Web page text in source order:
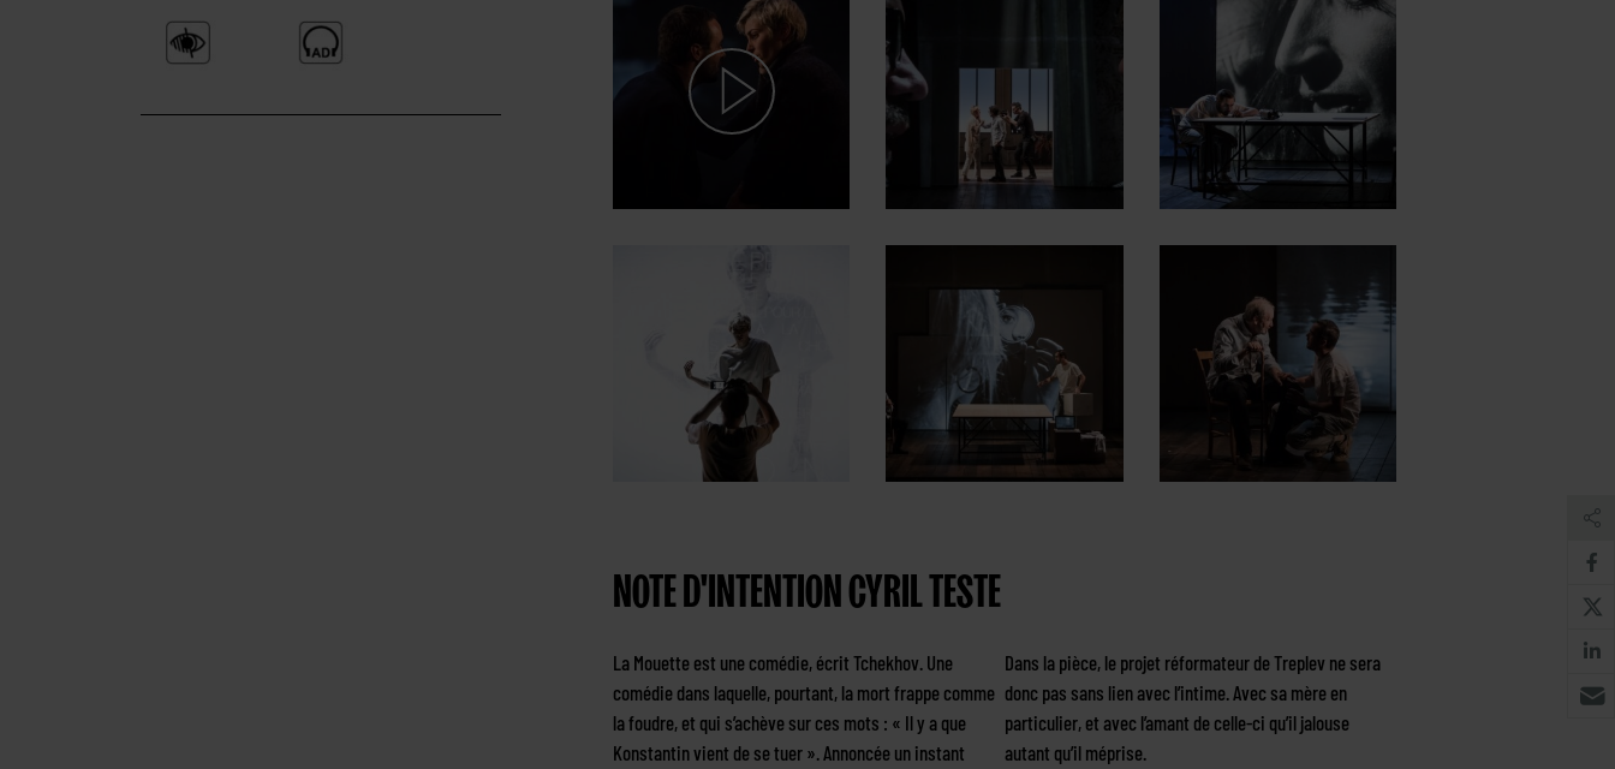
NOTE D'INTENTION CYRIL TESTE
La Mouette est une comédie, écrit Tchekhov. Une
comédie dans laquelle, pourtant, la mort frappe comme
la foudre, et qui s’achève sur ces mots : « Il y a que
Konstantin vient de se tuer ». Annoncée un instant
Dans la pièce, le projet réformateur de Treplev ne sera
donc pas sans lien avec l’intime. Avec sa mère en
particulier, et avec l’amant de celle-ci qu’il jalouse
autant qu’il méprise.